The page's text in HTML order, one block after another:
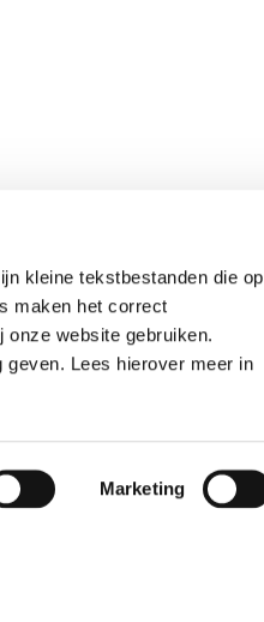
kleine tekstbestanden die op
maken het correct
website gebruiken.
Lees hierover meer in
Marketing